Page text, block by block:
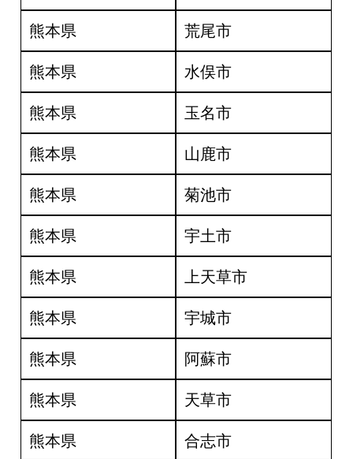
熊本県 荒尾市
熊本県 水俣市
熊本県 玉名市
熊本県 山鹿市
熊本県 菊池市
熊本県 宇土市
熊本県 上天草市
熊本県 宇城市
熊本県 阿蘇市
熊本県 天草市
熊本県 合志市